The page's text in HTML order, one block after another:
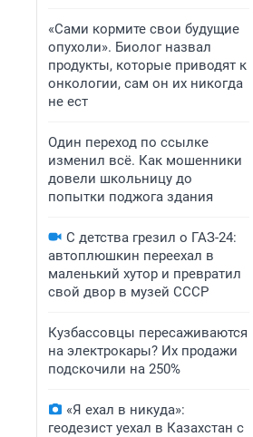
«Сами кормите свои будущие
опухоли». Биолог назвал
продукты, которые приводят к
онкологии, сам он их никогда
не ест
Один переход по ссылке
изменил всё. Как мошенники
довели школьницу до
попытки поджога здания
С детства грезил о ГАЗ-24:
автоплюшкин переехал в
маленький хутор и превратил
свой двор в музей СССР
Кузбассовцы пересаживаются
на электрокары? Их продажи
подскочили на 250%
«Я ехал в никуда»:
геодезист уехал в Казахстан с